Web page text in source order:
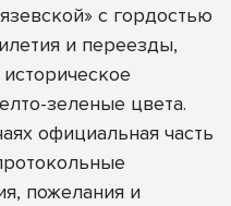
с гордостью
и переезды,
зеленые цвета.
официальная часть
пожелания и